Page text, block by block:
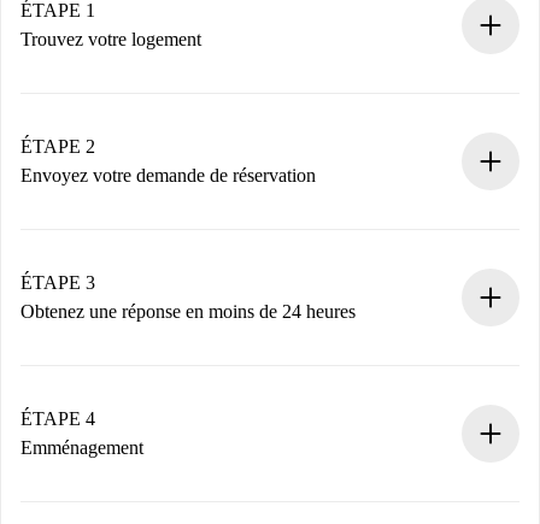
ÉTAPE 1
Trouvez votre logement
Vous disposez à l’avance de toutes les informations
nécessaires.
ÉTAPE 2
Envoyez votre demande de réservation
Nous ne vous facturerons rien tant que le propriétaire
n’aura pas accepté.
ÉTAPE 3
Obtenez une réponse en moins de 24 heures
contact avec le propriétaire.
Si refusé : aucun prélèvement et nous vous proposerons
ÉTAPE 4
Emménagement